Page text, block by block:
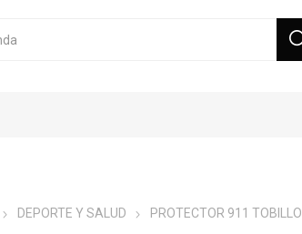
DEPORTE Y SALUD PROTECTOR 911 TOBILLO